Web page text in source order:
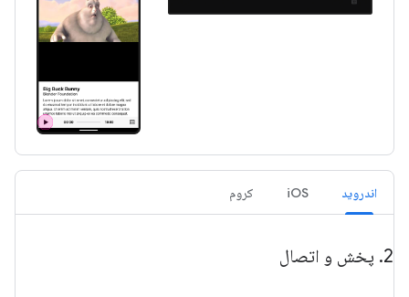
اندروید iOS کروم
2
. پخش و اتصال